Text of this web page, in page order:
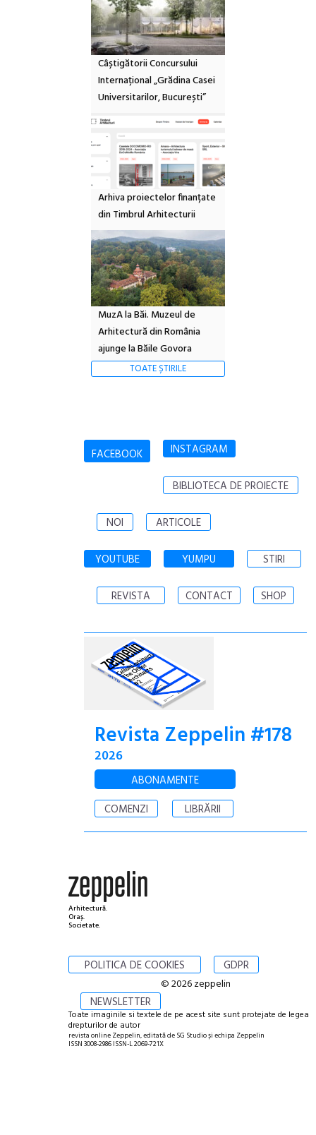
Câștigătorii Concursului
Internațional „Grădina Casei
Universitarilor, București”
Arhiva proiectelor finanțate
din Timbrul Arhitecturii
MuzA la Băi. Muzeul de
Arhitectură din România
ajunge la Băile Govora
TOATE ȘTIRILE
FACEBOOK INSTAGRAM
BIBLIOTECA DE PROIECTE
NOI ARTICOLE
YOUTUBE YUMPU STIRI
REVISTA CONTACT SHOP
Revista Zeppelin #178
2026
ABONAMENTE
COMENZI
LIBRĂRII
Arhitectură.
Oraș.
Societate.
POLITICA DE COOKIES GDPR
NEWSLETTER
© 2026 zeppelin
Toate imaginile si textele de pe acest site sunt protejate de legea
drepturilor de autor
revista online Zeppelin, editată de SG Studio și echipa Zeppelin
ISSN 3008-2986 ISSN-L 2069-721X